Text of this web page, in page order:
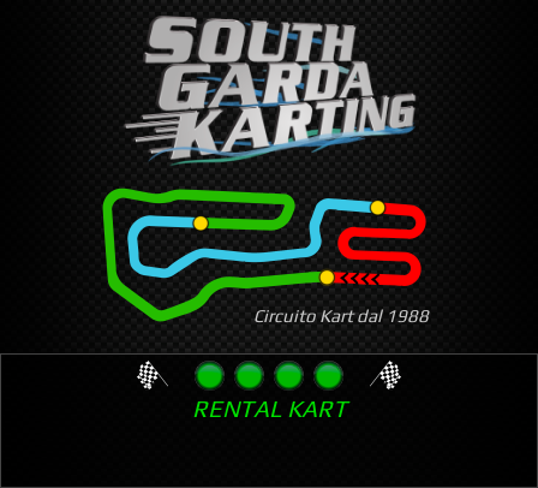
Skip
to
main
content
Circuito Kart dal 1988
RENTAL KART